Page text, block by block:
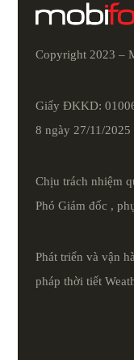
Copyright 2023 –
Giấy ĐKKD:
8 ngày 27/11/
Chịu trách nhiệm
Phó Giám đốc ,
Phát triển và vận
pháp thời tiết